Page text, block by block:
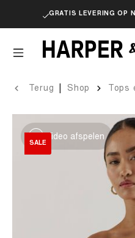
GRATIS LEVERING OP
Terug Shop Tops
Video afspelen
SALE